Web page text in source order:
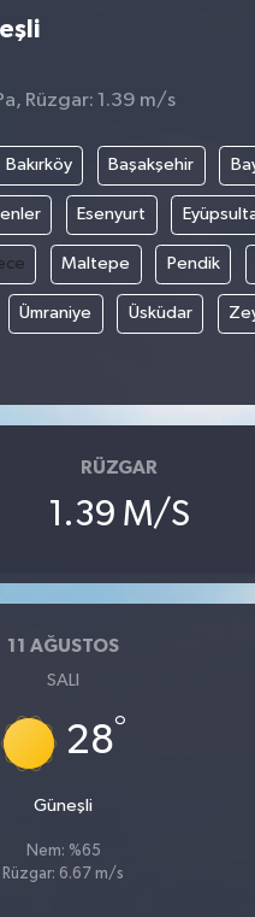
Rüzgar: 1.39 m/s
Bakırköy Başakşehir
Esenyurt
Maltepe Pendik
Ümraniye Üsküdar
RÜZGAR
1.39 M/S
11 AĞUSTOS
SALI
28°
Güneşli
Nem: %65
Rüzgar: 6.67 m/s